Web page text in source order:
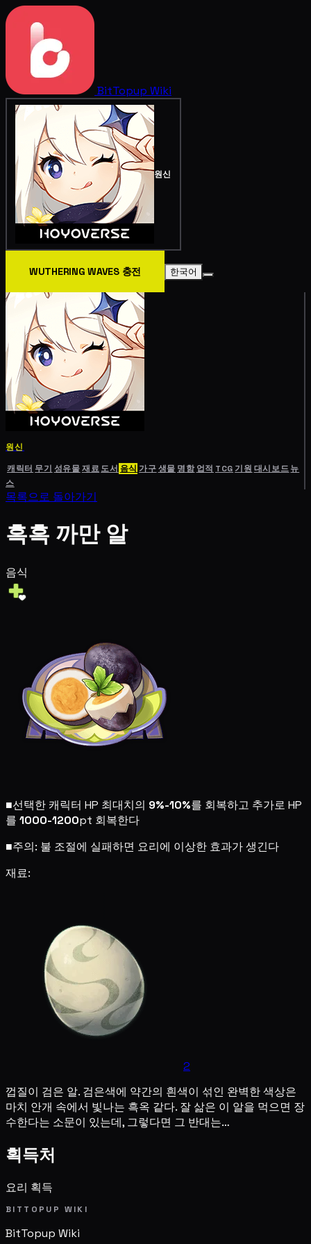
BitTopup Wiki
원신
WUTHERING WAVES 충전 한국어
원신
캐릭터 무기 성유물재료도서 음식 가구생물 명함 업적 TCG기원 대시보드뉴
스
목록으로 돌아가기
흑흑 까만 알
음식
■선택한 캐릭터 HP 최대치의 9%-10%를 회복하고 추가로 HP
를 1000-1200pt 회복한다
■주의: 불 조절에 실패하면 요리에 이상한 효과가 생긴다
재료:
2
껍질이 검은 알. 검은색에 약간의 흰색이 섞인 완벽한 색상은
마치 안개 속에서 빛나는 흑옥 같다. 잘 삶은 이 알을 먹으면 장
수한다는 소문이 있는데, 그렇다면 그 반대는…
획득처
요리 획득
BITTOPUP WIKI
BitTopup Wiki